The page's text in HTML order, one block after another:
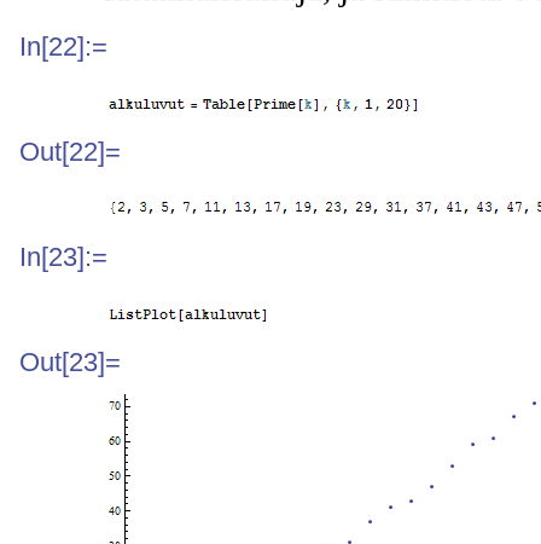
In[22]:=
Out[22]=
In[23]:=
Out[23]=